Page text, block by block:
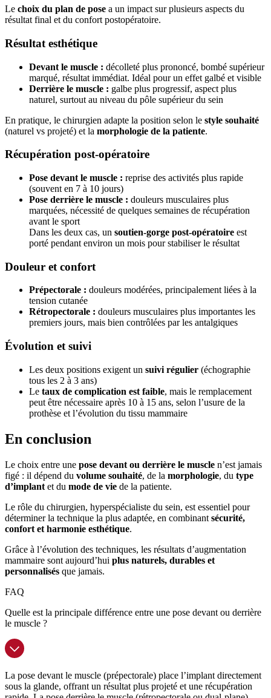
Le choix du plan de pose a un impact sur plusieurs aspects du
résultat final et du confort postopératoire.
Résultat esthétique
Devant le muscle : décolleté plus prononcé, bombé supérieur
marqué, résultat immédiat. Idéal pour un effet galbé et visible
Derrière le muscle : galbe plus progressif, aspect plus
naturel, surtout au niveau du pôle supérieur du sein
En pratique, le chirurgien adapte la position selon le style souhaité
(naturel vs projeté) et la morphologie de la patiente.
Récupération post-opératoire
Pose devant le muscle : reprise des activités plus rapide
(souvent en 7 à 10 jours)
Pose derrière le muscle : douleurs musculaires plus
marquées, nécessité de quelques semaines de récupération
avant le sport
Dans les deux cas, un soutien-gorge post-opératoire est
porté pendant environ un mois pour stabiliser le résultat
Douleur et confort
Prépectorale : douleurs modérées, principalement liées à la
tension cutanée
Rétropectorale : douleurs musculaires plus importantes les
premiers jours, mais bien contrôlées par les antalgiques
Évolution et suivi
Les deux positions exigent un suivi régulier (échographie
tous les 2 à 3 ans)
Le taux de complication est faible, mais le remplacement
peut être nécessaire après 10 à 15 ans, selon l’usure de la
prothèse et l’évolution du tissu mammaire
En conclusion
Le choix entre une pose devant ou derrière le muscle n’est jamais
figé : il dépend du volume souhaité, de la morphologie, du type
d’implant et du mode de vie de la patiente.
Le rôle du chirurgien, hyperspécialiste du sein, est essentiel pour
déterminer la technique la plus adaptée, en combinant sécurité,
confort et harmonie esthétique.
Grâce à l’évolution des techniques, les résultats d’augmentation
mammaire sont aujourd’hui plus naturels, durables et
personnalisés que jamais.
FAQ
Quelle est la principale différence entre une pose devant ou derrière
le muscle ?
La pose devant le muscle (prépectorale) place l’implant directement
sous la glande, offrant un résultat plus projeté et une récupération